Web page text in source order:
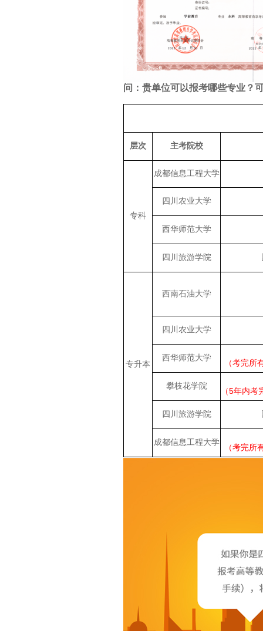
问：贵单位可以报考哪些专业？
层次 主考院校
专科
成都信息工程大学
四川农业大学
西华师范大学
四川旅游学院
专升本
西南石油大学
四川农业大学
西华师范大学
（考完所
攀枝花学院
（5年内考
四川旅游学院
成都信息工程大学
（考完所